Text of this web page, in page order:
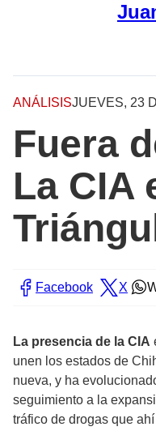
ANÁLISISJUEVES, 23
Fuera
La CIA
Facebook X
La presencia de la CIA
unen los estados de
nueva, y ha
seguimiento a la
tráfico de drogas que